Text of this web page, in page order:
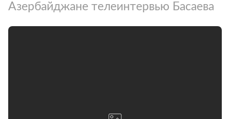
Азербайджане телеинтервью Басаева